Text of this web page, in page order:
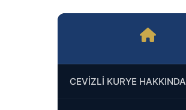
CEVİZLİ KURYE HAKKINDA